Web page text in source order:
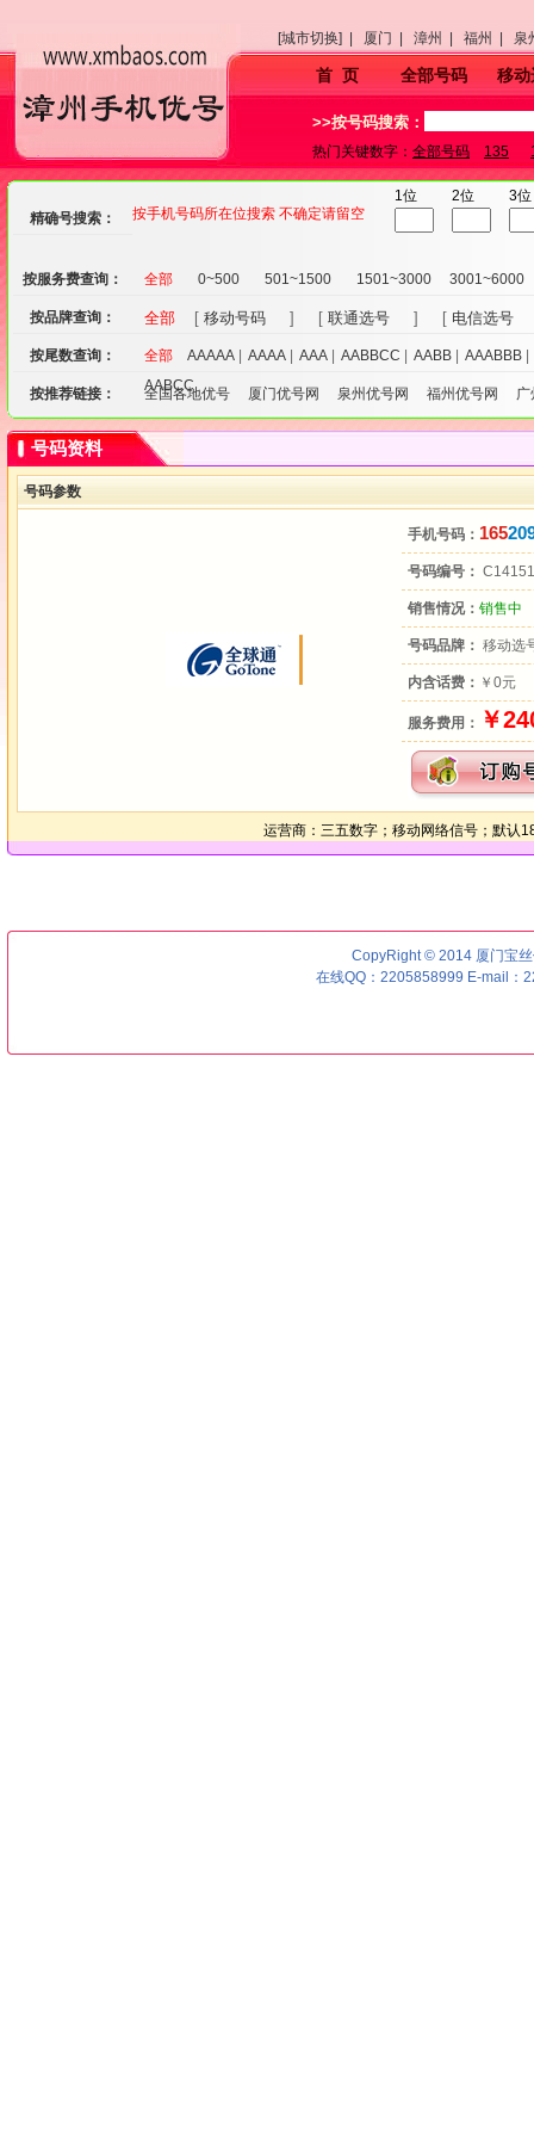
[城市切换] | 厦门 | 漳州 | 福州 |
首 页 全部号码 移动
>>按号码搜索：
热门关键数字： 全部号码 135
精确号搜索： 按手机号码所在位搜索 不确定请留空
1位 2位 3位
按服务费查询： 全部 0~500 501~1500 1501~3000 3001~6000
按品牌查询： 全部 [ 移动号码 ] [ 联通选号 ] [ 电信选号
按尾数查询： 全部 AAAAA AAAA AAA AABBCC AABB AAABBB
AABCC
按推荐链接： 全国各地优号 厦门优号网 泉州优号网 福州优号网 广
号码资料
号码参数
手机号码： 165
号码编号： C14151
销售情况： 销售中
号码品牌： 移动选
内含话费： ￥0元
服务费用： ￥
运营商：三五数字；移动网络信号；默认
CopyRight © 2014 厦门宝
在线QQ：2205858999 E-mail：